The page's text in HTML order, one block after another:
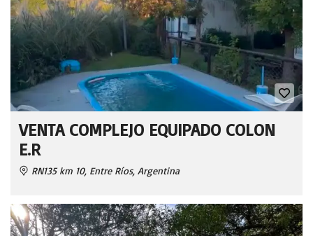
VENTA COMPLEJO EQUIPADO COLON
E.R
RN135 km 10, Entre Ríos, Argentina